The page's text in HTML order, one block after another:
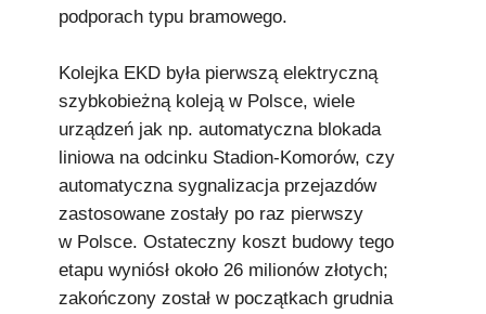
podporach typu bramowego.
Kolejka EKD była pierwszą elektryczną
szybkobieżną koleją w Polsce, wiele
urządzeń jak np. automatyczna blokada
liniowa na odcinku Stadion-Komorów, czy
automatyczna sygnalizacja przejazdów
zastosowane zostały po raz pierwszy
w Polsce. Ostateczny koszt budowy tego
etapu wyniósł około 26 milionów złotych;
zakończony został w początkach grudnia